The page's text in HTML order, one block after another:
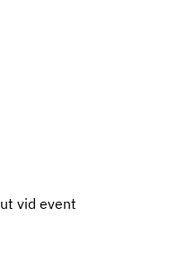
vid event